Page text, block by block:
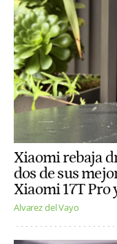
Xiaomi rebaja
dos de sus
Xiaomi 17T Pro
Alvarez del Vayo